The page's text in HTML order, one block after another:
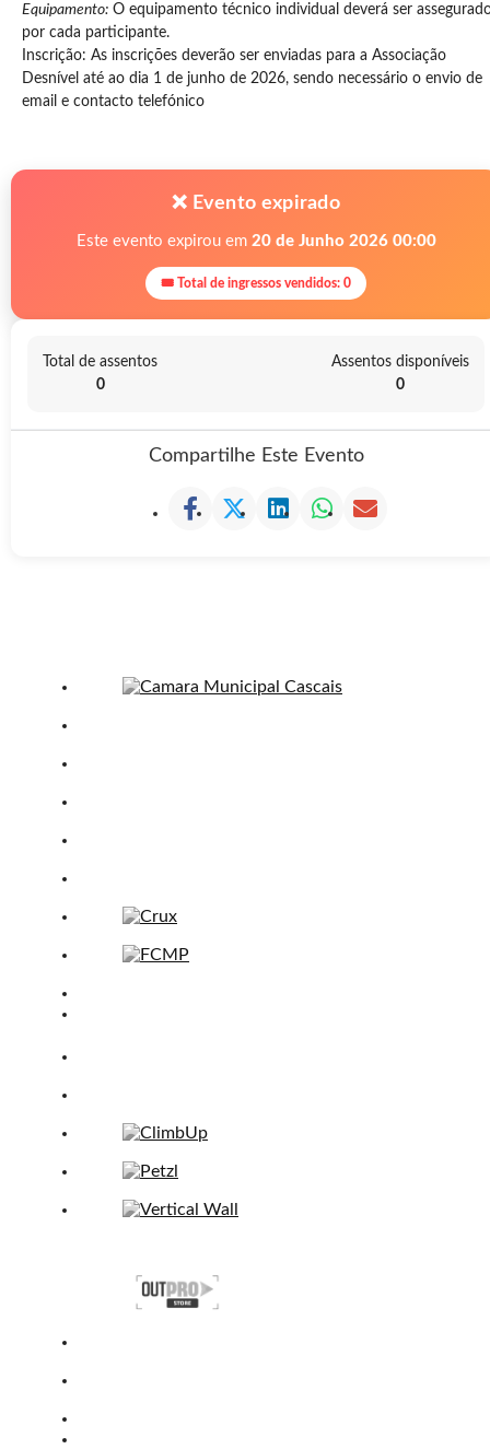
Equipamento: O equipamento técnico individual deverá ser
por cada participante.
Inscrição: As inscrições deverão ser enviadas para a Associação
Desnível até ao dia 1 de junho de 2026, sendo necessário o envio de
email e contacto telefónico
❌ Evento expirado
Este evento expirou em 20 de Junho 2026 00:00
🎟 Total de ingressos vendidos: 0
Total de assentos
0
Assentos disponíveis
0
Compartilhe Este Evento